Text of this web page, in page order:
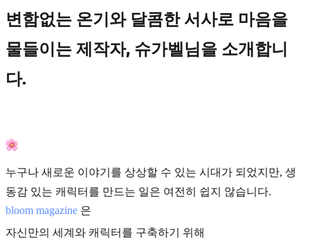
변함없는 온기와 달콤한 서사로 마음을
물들이는 제작자, 슈가벨님을 소개합니
다.
누구나 새로운 이야기를 상상할 수 있는 시대가 되었지만, 생
동감 있는 캐릭터를 만드는 일은 여전히 쉽지 않습니다.
bloom magazine 은
자신만의 세계와 캐릭터를 구축하기 위해